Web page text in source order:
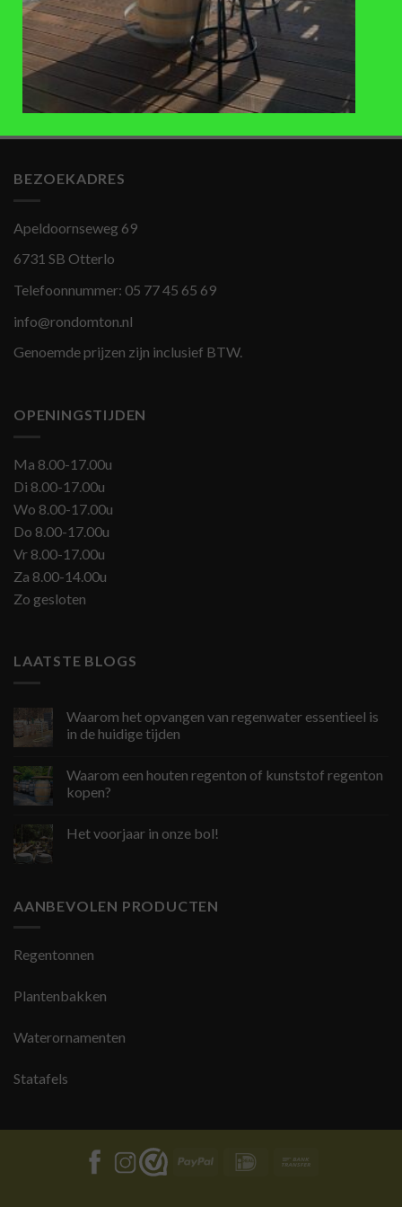
ACCESSOIRES
Messing snelkoppeling ¾ kraan
12,95
REGENTONNEN
Regentonvulautomaat van zink
(diameter 80mm)
68,-
BEZOEKADRES
Apeldoornseweg 69
6731 SB Otterlo
Telefoonnummer: 05 77 45 65 69
info@rondomton.nl
Genoemde prijzen zijn inclusief BTW.
OPENINGSTIJDEN
Ma 8.00-17.00u
Di 8.00-17.00u
Wo 8.00-17.00u
Do 8.00-17.00u
Vr 8.00-17.00u
Za 8.00-14.00u
Zo gesloten
LAATSTE BLOGS
Waarom het opvangen van regenwater essentieel is
in de huidige tijden
Waarom een houten regenton of kunststof regenton
kopen?
Het voorjaar in onze bol!
AANBEVOLEN PRODUCTEN
Regentonnen
Plantenbakken
Waterornamenten
Statafels
PayPal IDeal